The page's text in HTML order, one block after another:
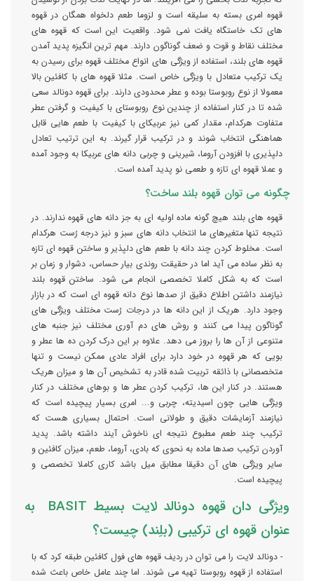
قهوه امری بسته به سلیقه است و لزوما طعم دلخواه همگان در قهوه
های تک خاستگاه یافت نمی شود. واقعیت این است که قهوه های
مختلف نقاط و قوت و ضعف گوناگون دارند. مهم ترین انگیزه پدید آمدن
قهوه های بلند، استفاده از ویژگی های انواع مختلف قهوه برای رسیدن به
یک ترکیب متعادل با ویژگی خاص است. مثلا قهوه های با کافئین بالا
معمولا از نوع روبوستا بوده و عطر محدودی دارند. برای قهوه دونالد سعی
شده تا در کنار استفاده از چندین نوع روبوستای با کیفیت و گرفتن عطر
متفاوت هرکدام، مقدار کمی نیز عربیکای با کیفیت با طعم هایی قابل
هماهنگی انتخاب شوند و در ترکیب قرار گیرند. به این ترتیب تعادل
دلپذیری با افزودن آروما، شیرینی و چربی دانه های عربیکا به وجود آمده
و عملا قهوه ای تازه و طعمی نو پدید آمده است.
چگونه می توان قهوه بلند ساخت؟
قهوه های بلند هیچ گونه ماده اولیه ای به جز دانه های قهوه ندارند. در
نتیجه تنها متغیرهای ما انتخاب دانه های سبز و نیز درجه رُست هرکدام
است. مخلوط کردن چند دانه با طعم های دلپذیر و ساختن قهوه ای تازه
به نظر ساده می آید اما در حقیقت روندی بیار حساس، دشوار و زمان بر
است که به شکل کاملا تخصصی انجام می شود. ساختن قهوه بلند
نیازمند داشتن اطلاع دقیق از صدها نوع دانه قهوه ای است که در بازار
وجود دارد. هریک از این دانه ها در درجات رُست مختلف ویژگی های
گوناگون پیدا می کنند و روش های دم آوری مختلف نیز جنبه های
متنوعی از آن ها را بروز می دهد. علاوه بر این درک کردن ده ها عطر و
بویی که هر قهوه در خود دارد برای افراد عادی ممکن نیست و تنها
متخصصانی با ذائقه تربیت شده قادر به تشخیص آن ها و میزان هریک
هستند. در کنار این ها، ترکیب کردن عطر ها و بوهای مختلف در کنار
ویژگی هایی چون اسیدیته، چربی و... امری بسیار پیچیده است که
نیازمند آزمایشات دقیق و طولانی است. احتمال بسیاری هست که
ترکیب چند طعم مطبوع نتیجه ای ناخوش آیند داشته باشد. پدید
آوردن ترکیب صدها ماده به نحوی که بادی، آروما، طعم، میزان کافئین و
سایر ویژگی های آن دقیقا مطابق میل باشد کاری کاملا تخصصی و
پیچیده است.
ویژگی دان قهوه دونالد لایت بسیط BASIT به
عنوان قهوه ای ترکیبی (بلِند) چیست؟
- دونالد لایت را می توان در ردیف قهوه های فول کافئین طبقه کرد که با
استفاده از قهوه روبوستا تهیه می شوند. اما چند عامل خاص باعث شده